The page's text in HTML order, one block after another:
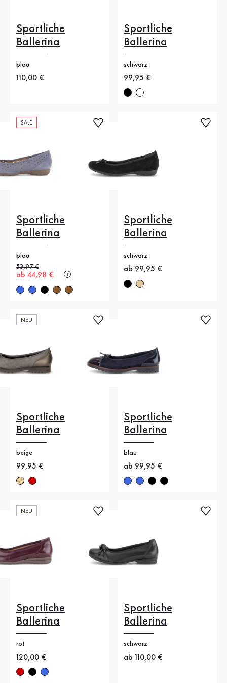
Sportliche
Ballerina
blau
Neuer Preis
110,00 €
Sportliche
Ballerina
schwarz
Neuer Preis
99,95 €
SALE
Sportliche
Ballerina
blau
Alter Preis
53,97 €
Neuer Preis
ab 44,98 €
Sportliche
Ballerina
schwarz
Neuer Preis
ab 99,95 €
NEU
Sportliche
Ballerina
beige
Neuer Preis
99,95 €
Sportliche
Ballerina
blau
Neuer Preis
ab 99,95 €
NEU
Sportliche
Ballerina
rot
Neuer Preis
120,00 €
Sportliche
Ballerina
schwarz
Neuer Preis
ab 110,00 €